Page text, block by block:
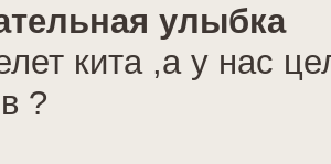
улыбка
кита ,а у нас
?